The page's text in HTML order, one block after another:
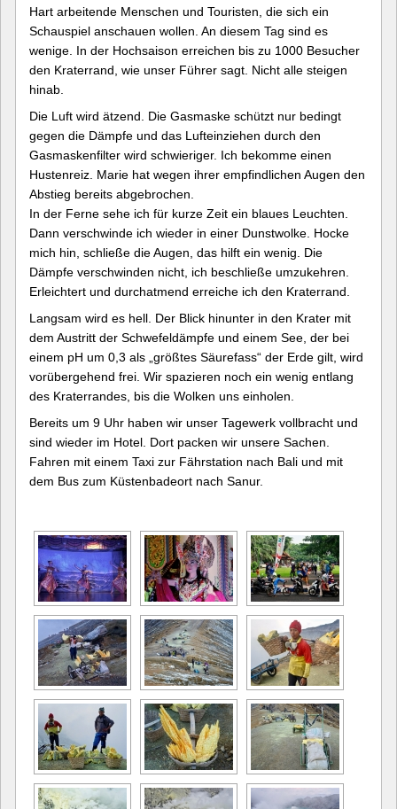
Hart arbeitende Menschen und Touristen, die sich ein
Schauspiel anschauen wollen. An diesem Tag sind es
wenige. In der Hochsaison erreichen bis zu 1000 Besucher
den Kraterrand, wie unser Führer sagt. Nicht alle steigen
hinab.
Die Luft wird ätzend. Die Gasmaske schützt nur bedingt
gegen die Dämpfe und das Lufteinziehen durch den
Gasmaskenfilter wird schwieriger. Ich bekomme einen
Hustenreiz. Marie hat wegen ihrer empfindlichen Augen den
Abstieg bereits abgebrochen.
In der Ferne sehe ich für kurze Zeit ein blaues Leuchten.
Dann verschwinde ich wieder in einer Dunstwolke. Hocke
mich hin, schließe die Augen, das hilft ein wenig. Die
Dämpfe verschwinden nicht, ich beschließe umzukehren.
Erleichtert und durchatmend erreiche ich den Kraterrand.
Langsam wird es hell. Der Blick hinunter in den Krater mit
dem Austritt der Schwefeldämpfe und einem See, der bei
einem pH um 0,3 als „größtes Säurefass“ der Erde gilt, wird
vorübergehend frei. Wir spazieren noch ein wenig entlang
des Kraterrandes, bis die Wolken uns einholen.
Bereits um 9 Uhr haben wir unser Tagewerk vollbracht und
sind wieder im Hotel. Dort packen wir unsere Sachen.
Fahren mit einem Taxi zur Fährstation nach Bali und mit
dem Bus zum Küstenbadeort nach Sanur.